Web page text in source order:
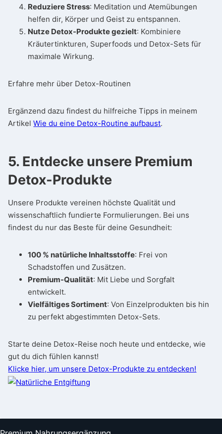
Reduziere Stress: Meditation und Atemübungen
helfen dir, Körper und Geist zu entspannen.
Nutze Detox-Produkte gezielt: Kombiniere
Kräutertinkturen, Superfoods und Detox-Sets für
maximale Wirkung.
Erfahre mehr über Detox-Routinen
Ergänzend dazu findest du hilfreiche Tipps in meinem
ArtikelWie du eine Detox-Routine aufbaust.
5. Entdecke unsere Premium
Detox-Produkte
Unsere Produkte vereinen höchste Qualität und
wissenschaftlich fundierte Formulierungen. Bei uns
findest du nur das Beste für deine Gesundheit:
100 % natürliche Inhaltsstoffe: Frei von
Schadstoffen und Zusätzen.
Premium-Qualität: Mit Liebe und Sorgfalt
entwickelt.
Vielfältiges Sortiment: Von Einzelprodukten bis hin
zu perfekt abgestimmten Detox-Sets.
Starte deine Detox-Reise noch heute und entdecke, wie
gut du dich fühlen kannst!
Klicke hier, um unsere Detox-Produkte zu entdecken!